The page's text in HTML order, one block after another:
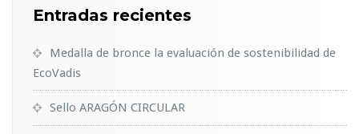
Entradas recientes
Medalla de bronce la evaluación de sostenibilidad de
EcoVadis
Sello ARAGÓN CIRCULAR